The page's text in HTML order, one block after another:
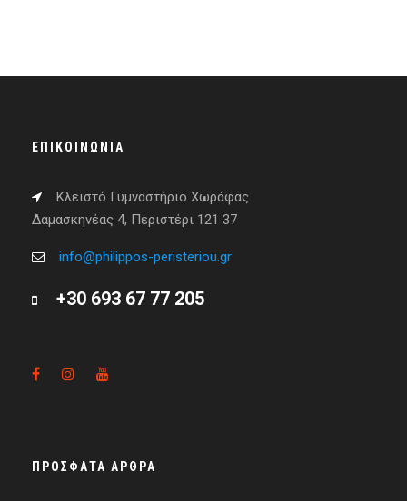
ΕΠΙΚΟΙΝΩΝΊΑ
Κλειστό Γυμναστήριο Χωράφας
Δαμασκηνέας 4, Περιστέρι 121 37
info@philippos-peristeriou.gr
+30 693 67 77 205
ΠΡΌΣΦΑΤΑ ΆΡΘΡΑ